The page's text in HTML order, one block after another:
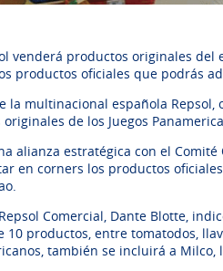
venderá productos originales
productos oficiales que podrás
la multinacional española
de los Juegos
alianza estratégica con el
en corners los productos
Comercial, Dante Blotte,
productos, entre tomatodos,
también se incluirá a